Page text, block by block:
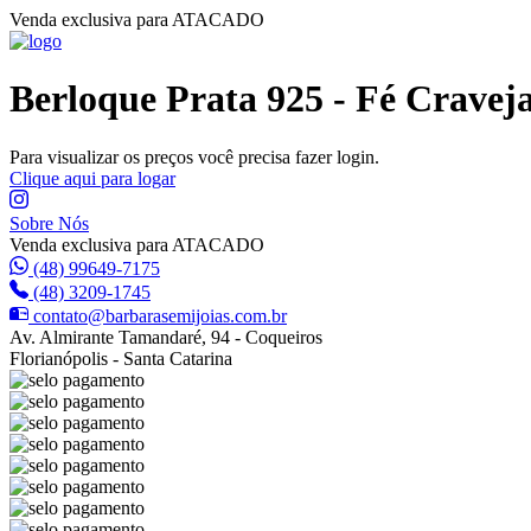
Venda exclusiva para ATACADO
Berloque Prata 925 - Fé
Para visualizar os preços você precisa fazer login.
Clique aqui para logar
Sobre Nós
Venda exclusiva para ATACADO
(48) 99649-7175
(48) 3209-1745
contato@barbarasemijoias.com.br
Av. Almirante Tamandaré, 94 - Coqueiros
Florianópolis - Santa Catarina